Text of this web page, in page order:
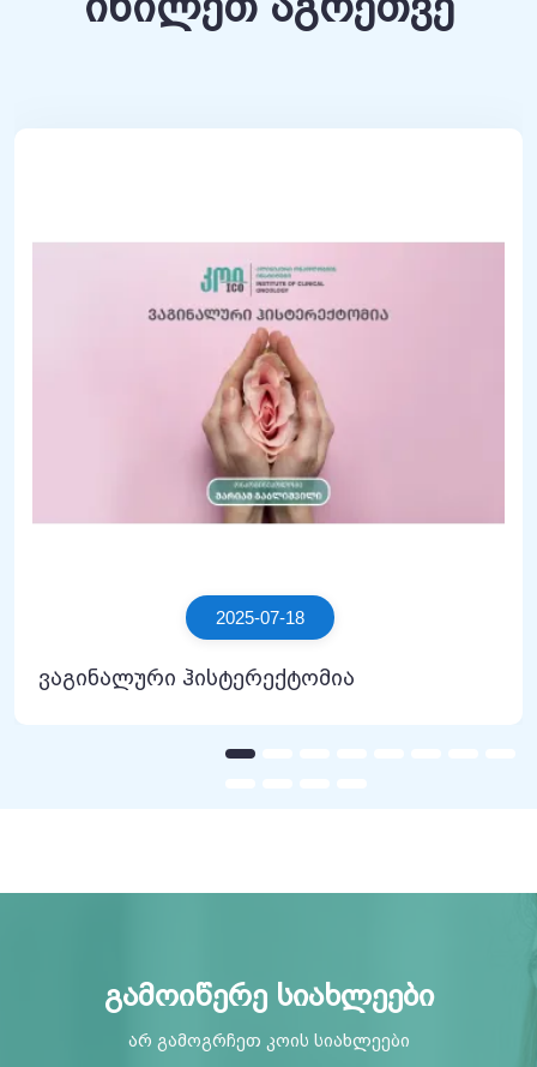
2025-07-18
ვაგინალური ჰისტერექტომია
გამოიწერე სიახლეები
არ გამოგრჩეთ კოის სიახლეები